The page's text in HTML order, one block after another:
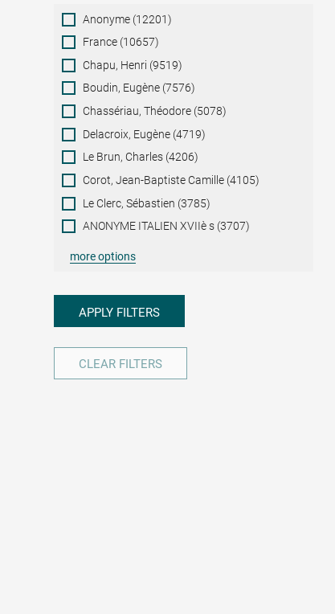
ArtistAnonyme (12201)
France (10657)
Chapu, Henri (9519)
Boudin, Eugène (7576)
Chassériau, Théodore (5078)
Delacroix, Eugène (4719)
Le Brun, Charles (4206)
Corot, Jean-Baptiste Camille (4105)
Le Clerc, Sébastien (3785)
ANONYME ITALIEN XVIIè s (3707)
more options
APPLY FILTERS
CLEAR FILTERS